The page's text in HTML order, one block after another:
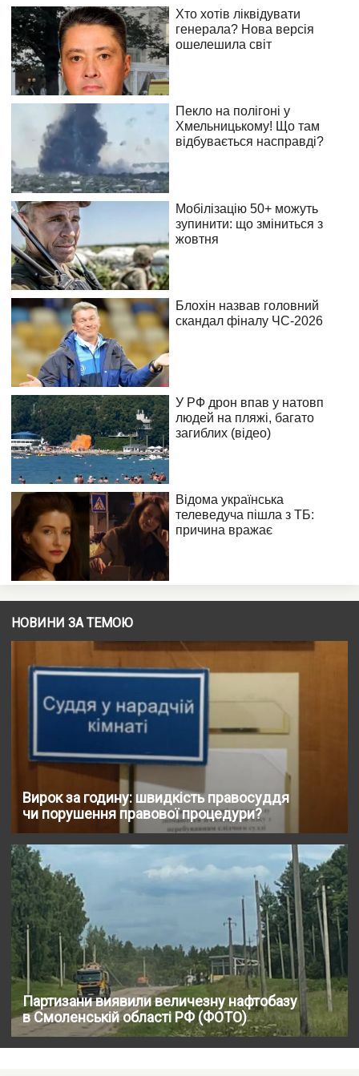
НОВИНИ ЗА ТЕМОЮ
Вирок за годину: швидкість правосуддя
чи порушення правової процедури?
Партизани виявили величезну нафтобазу
в Смоленській області РФ (ФОТО)